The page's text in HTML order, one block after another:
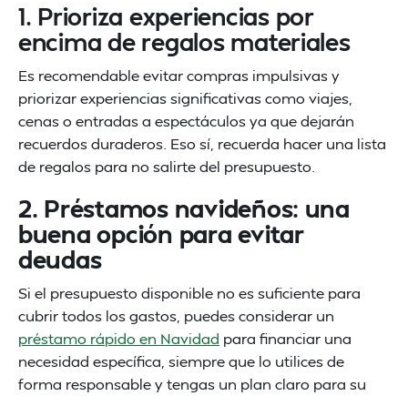
1. Prioriza experiencias por
encima de regalos materiales
Es recomendable evitar compras impulsivas y
priorizar experiencias significativas como viajes,
cenas o entradas a espectáculos ya que dejarán
recuerdos duraderos. Eso sí, recuerda hacer una lista
de regalos para no salirte del presupuesto.
2. Préstamos navideños: una
buena opción para evitar
deudas
Si el presupuesto disponible no es suficiente para
cubrir todos los gastos, puedes considerar un
préstamo rápido en Navidad para financiar una
necesidad específica, siempre que lo utilices de
forma responsable y tengas un plan claro para su